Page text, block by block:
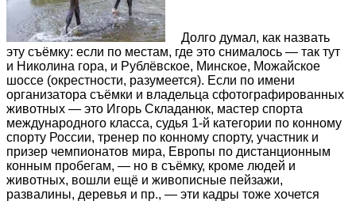
Долго думал, как назвать
эту съёмку: если по местам, где это снималось — так тут
и Николина гора, и Рублёвское, Минское, Можайское
шоссе (окрестности, разумеется). Если по имени
организатора съёмки и владельца сфотографированных
животных — это Игорь Складанюк, мастер спорта
международного класса, судья 1-й категории по конному
спорту России, тренер по конному спорту, участник и
призер чемпионатов мира, Европы по дистанционным
конным пробегам, — но в съёмку, кроме людей и
животных, вошли ещё и живописные пейзажи,
развалины, деревья и пр., — эти кадры тоже хочется